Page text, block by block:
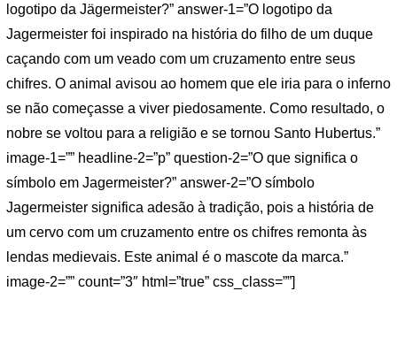
logotipo da Jägermeister?” answer-1=”O logotipo da
Jagermeister foi inspirado na história do filho de um duque
caçando com um veado com um cruzamento entre seus
chifres. O animal avisou ao homem que ele iria para o inferno
se não começasse a viver piedosamente. Como resultado, o
nobre se voltou para a religião e se tornou Santo Hubertus.”
image-1=”” headline-2=”p” question-2=”O que significa o
símbolo em Jagermeister?” answer-2=”O símbolo
Jagermeister significa adesão à tradição, pois a história de
um cervo com um cruzamento entre os chifres remonta às
lendas medievais. Este animal é o mascote da marca.”
image-2=”” count=”3″ html=”true” css_class=””]